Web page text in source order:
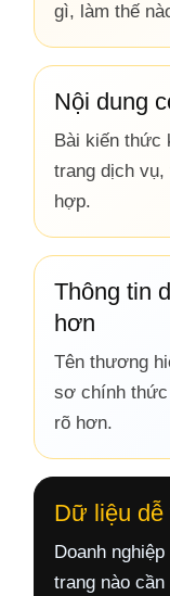
gì, làm thế
Nội dung
Bài kiến thức
trang dịch vụ,
hợp.
Thông tin
hơn
Tên thương
sơ chính
rõ hơn.
Dữ liệu dễ
Doanh
trang nào